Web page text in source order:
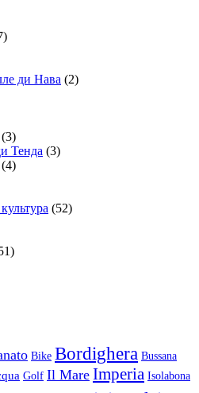
ди Нава (2)
(3)
Тенда (3)
(4)
(52)
Bike Bordighera Bussana
Golf Il Mare Imperia Isolabona